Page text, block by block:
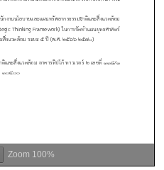
Zoom 100%